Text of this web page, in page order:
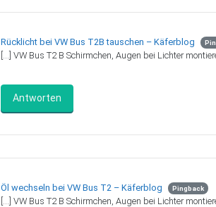
Rücklicht bei VW Bus T2B tauschen – Käferblog
[…] VW Bus T2 B Schirmchen, Augen bei Lichter
Antworten
Öl wechseln bei VW Bus T2 – Käferblog Pingback
[…] VW Bus T2 B Schirmchen, Augen bei Lichter